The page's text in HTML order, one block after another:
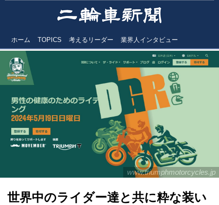
ホーム TOPICS 考えるリーダー 業界人インタビュー
www.triumphmotorcycles.jp
世界中のライダー達と共に粋な装い